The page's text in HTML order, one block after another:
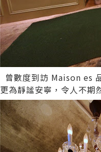
曾數度到訪 Maison es
更為靜謐安寧，令人不期